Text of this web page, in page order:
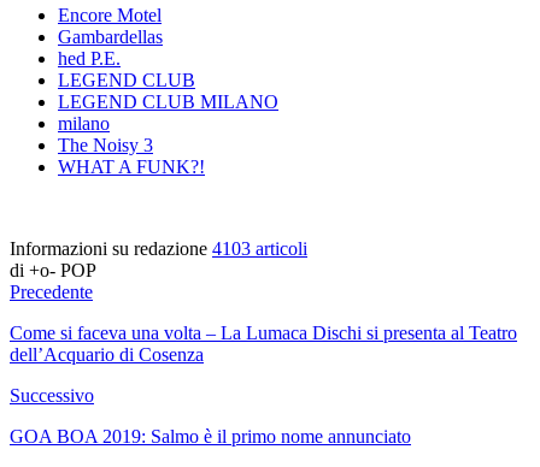
Encore Motel
Gambardellas
hed P.E.
LEGEND CLUB
LEGEND CLUB MILANO
milano
The Noisy 3
WHAT A FUNK?!
Informazioni su redazione 4103 articoli
di +o- POP
Precedente
Come si faceva una volta – La Lumaca Dischi si presenta al Teatro
dell’Acquario di Cosenza
Successivo
GOA BOA 2019: Salmo è il primo nome annunciato